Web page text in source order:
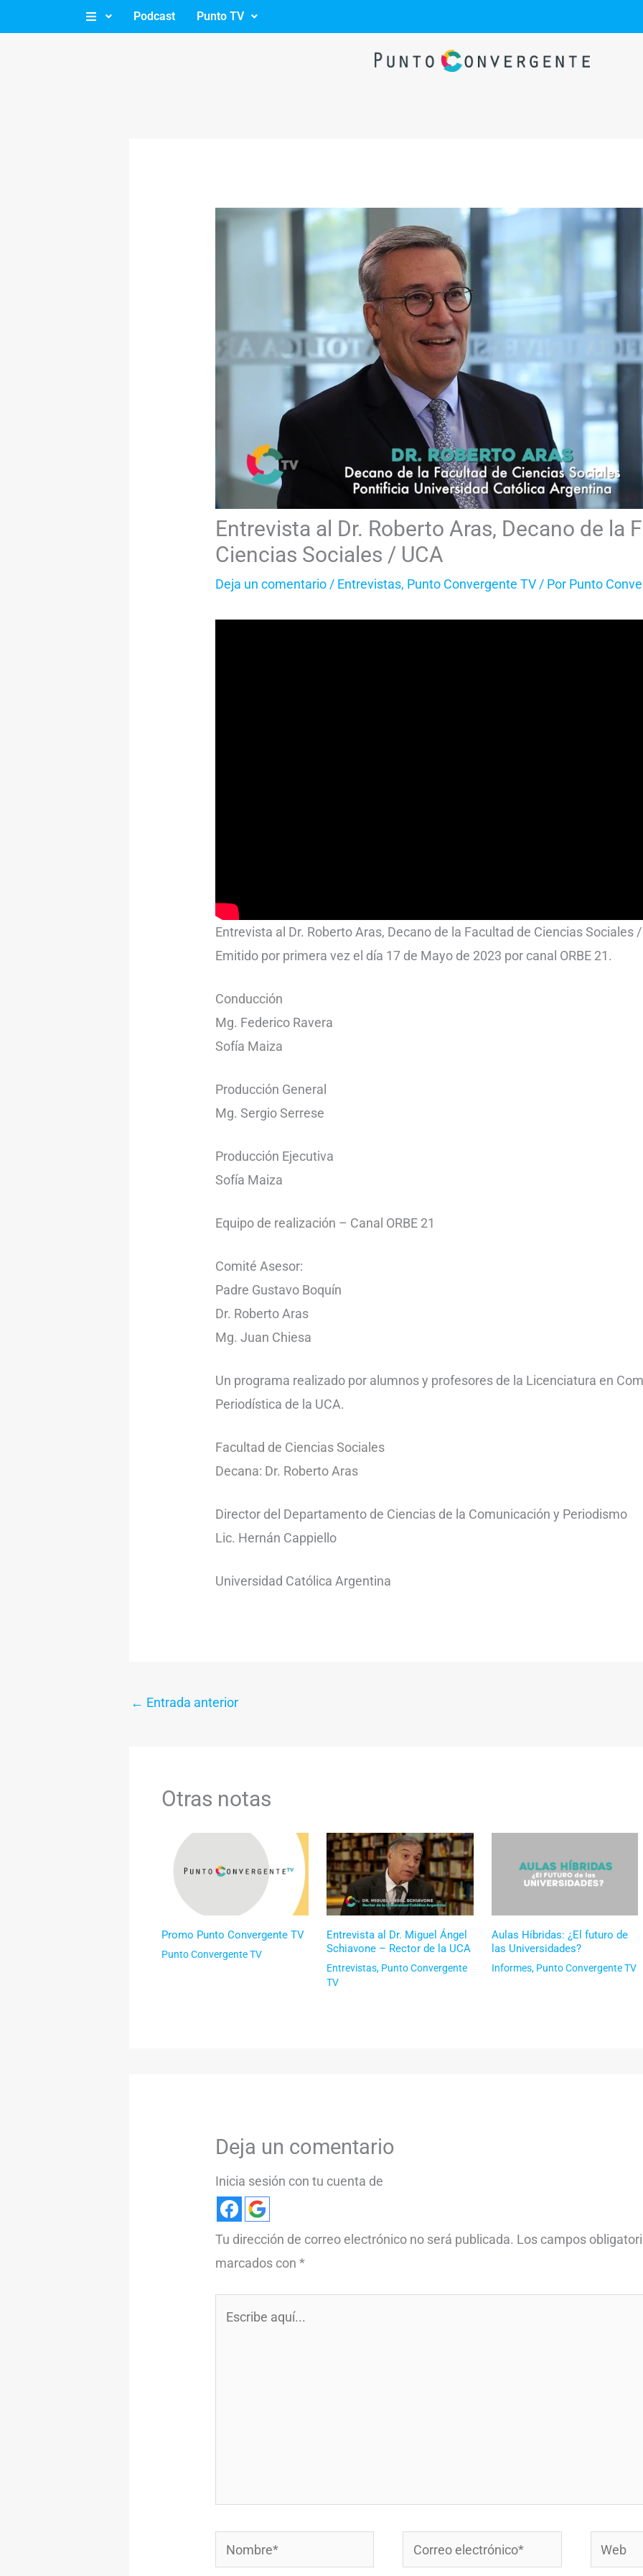
al
Podcast Punto TV
Entrevista al Dr. Roberto Aras, Decano de la
Ciencias Sociales / UCA
Deja un comentario / Entrevistas, Punto Convergente TV / Por Punto
Entrevista al Dr. Roberto Aras, Decano de la Facultad de Ciencias Sociales /
Emitido por primera vez el día 17 de Mayo de 2023 por canal ORBE 21.
Conducción
Mg. Federico Ravera
Sofía Maiza
Producción General
Mg. Sergio Serrese
Producción Ejecutiva
Sofía Maiza
Equipo de realización – Canal ORBE 21
Comité Asesor:
Padre Gustavo Boquín
Dr. Roberto Aras
Mg. Juan Chiesa
Un programa realizado por alumnos y profesores de la Licenciatura en
Periodística de la UCA.
Facultad de Ciencias Sociales
Decana: Dr. Roberto Aras
Director del Departamento de Ciencias de la Comunicación y Periodismo
Lic. Hernán Cappiello
Universidad Católica Argentina
← Entrada anterior
Otras notas
Promo Punto Convergente TV
Punto Convergente TV
Entrevista al Dr. Miguel Ángel
Schiavone – Rector de la UCA
Entrevistas, Punto Convergente
TV
Aulas Híbridas: ¿El futuro de
las Universidades?
Informes, Punto Convergente TV
Deja un comentario
Inicia sesión con tu cuenta de
Tu dirección de correo electrónico no será publicada. Los campos
marcados con*
Nombre*
Correo
electrónico*
Web